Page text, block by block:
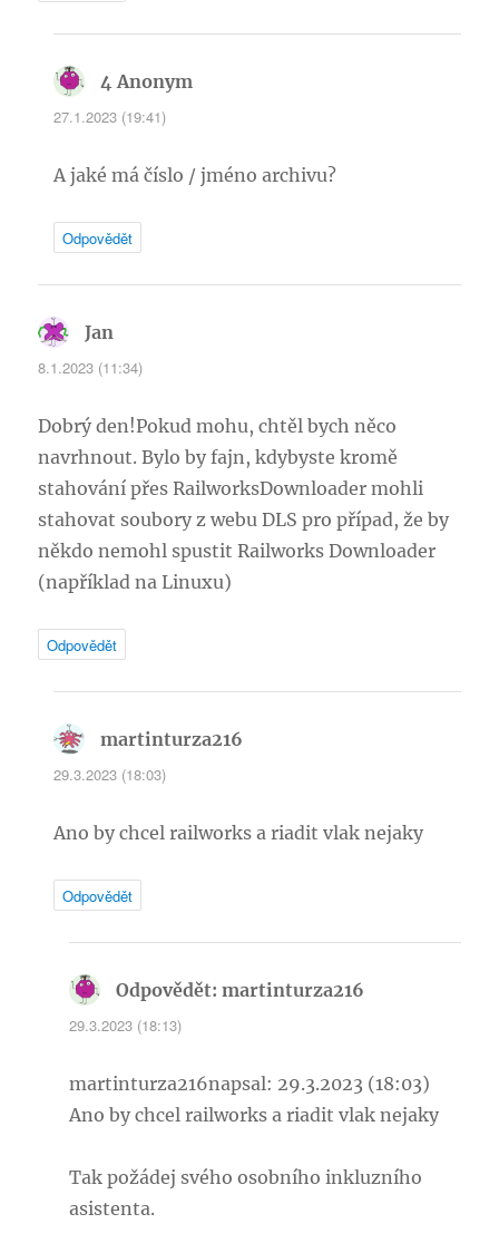
4 Anonym
27.1.2023 (19:41)
A jaké má číslo / jméno archivu?
Odpovědět
Jan
8.1.2023 (11:34)
Dobrý den!Pokud mohu, chtěl bych něco
navrhnout. Bylo by fajn, kdybyste kromě
stahování přes RailworksDownloader mohli
stahovat soubory z webu DLS pro případ, že by
někdo nemohl spustit Railworks Downloader
(například na Linuxu)
Odpovědět
martinturza216
29.3.2023 (18:03)
Ano by chcel railworks a riadit vlak nejaky
Odpovědět
Odpovědět: martinturza216
29.3.2023 (18:13)
martinturza216napsal: 29.3.2023 (18:03)
Ano by chcel railworks a riadit vlak nejaky
Tak požádej svého osobního inkluzního
asistenta.